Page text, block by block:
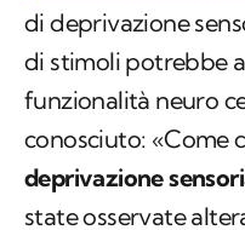
di deprivazione
di stimoli potrebbe
funzionalità neuro
conosciuto: «Come
deprivazione
state osservate